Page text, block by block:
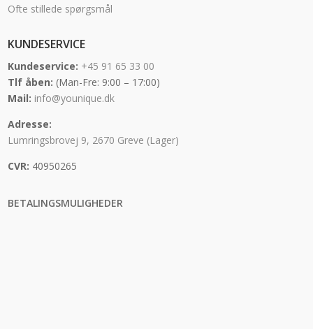
Ofte stillede spørgsmål
KUNDESERVICE
Kundeservice: +45 91 65 33 00
Tlf åben: (Man-Fre: 9:00 – 17:00)
Mail: info@younique.dk
Adresse:
Lumringsbrovej 9, 2670 Greve (Lager)
CVR: 40950265
BETALINGSMULIGHEDER